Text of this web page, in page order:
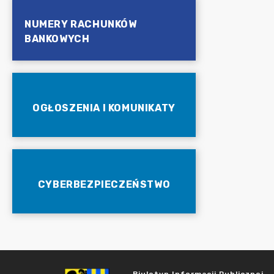
NUMERY RACHUNKÓW
BANKOWYCH
OGŁOSZENIA I KOMUNIKATY
CYBERBEZPIECZEŃSTWO